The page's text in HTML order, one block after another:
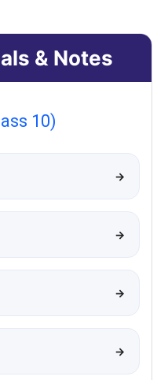
& Notes
10)
→
→
→
→